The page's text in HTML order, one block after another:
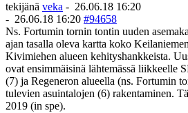
tekijänä veka - 26.06.18 16:20
- 26.06.18 16:20 #94658
Ns. Fortumin tornin tontin uuden
ajan tasalla oleva kartta koko
Kivimiehen alueen kehityshankkeista.
ovat ensimmäisinä lähtemässä liikkeelle
(7) ja Regeneron alueella (ns. Fortumin
tulevien asuintalojen (6) rakentaminen.
2019 (in spe).